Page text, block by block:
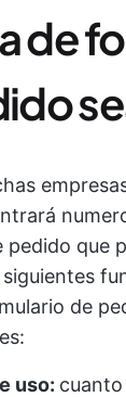
de
pedido que
de
uso: